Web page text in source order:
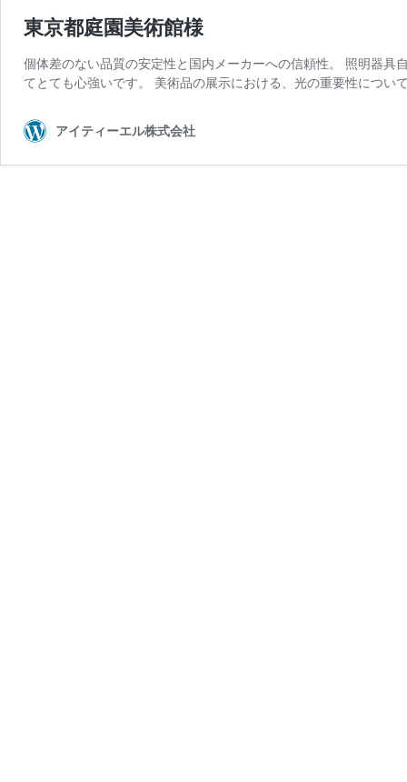
東京都庭園美術館様
個体差のない品質の安定性と国内メーカーへの信頼性。 照明器
てとても心強いです。 美術品の展示における、光の重要性につ
アイティーエル株式会社